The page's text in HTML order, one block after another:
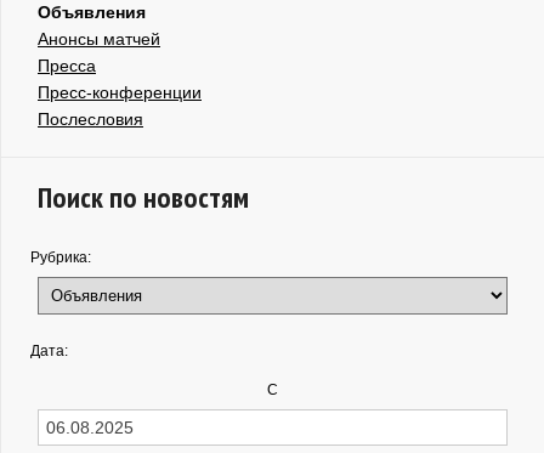
Объявления
Анонсы матчей
Пресса
Пресс-конференции
Послесловия
Поиск по новостям
Рубрика:
Дата:
С